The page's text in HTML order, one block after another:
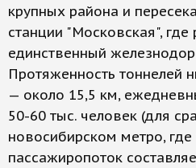
крупных района и
станции "Московская",
единственный
Протяженность тоннелей
— около 15,5 км,
50-60 тыс. человек (для
новосибирском метро, где
пассажиропоток